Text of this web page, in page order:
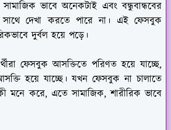
ভাবে অনেকটাই এবং বন্ধুবান্ধবের
সাথে দেখা করতে পারে না। এই ফেসবুক
দুর্বল হয়ে পড়ে।
ফেসবুক আসক্তিতে পরিণত হয়ে যাচ্ছে,
আসক্তি হয়ে যাচ্ছে। যখন ফেসবুক না চালাতে
মনে করে, এতে সামাজিক, শারীরিক ভাবে